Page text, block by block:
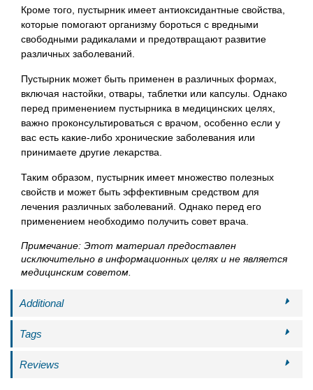
Кроме того, пустырник имеет антиоксидантные свойства,
которые помогают организму бороться с вредными
свободными радикалами и предотвращают развитие
различных заболеваний.
Пустырник может быть применен в различных формах,
включая настойки, отвары, таблетки или капсулы. Однако
перед применением пустырника в медицинских целях,
важно проконсультироваться с врачом, особенно если у
вас есть какие-либо хронические заболевания или
принимаете другие лекарства.
Таким образом, пустырник имеет множество полезных
свойств и может быть эффективным средством для
лечения различных заболеваний. Однако перед его
применением необходимо получить совет врача.
Примечание: Этот материал предоставлен
исключительно в информационных целях и не является
медицинским советом.
Additional
Tags
Reviews